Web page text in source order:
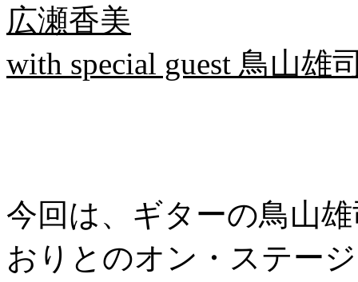
広瀬香美
with special guest 鳥山雄
今回は、ギターの鳥山
おりとのオン・ステー